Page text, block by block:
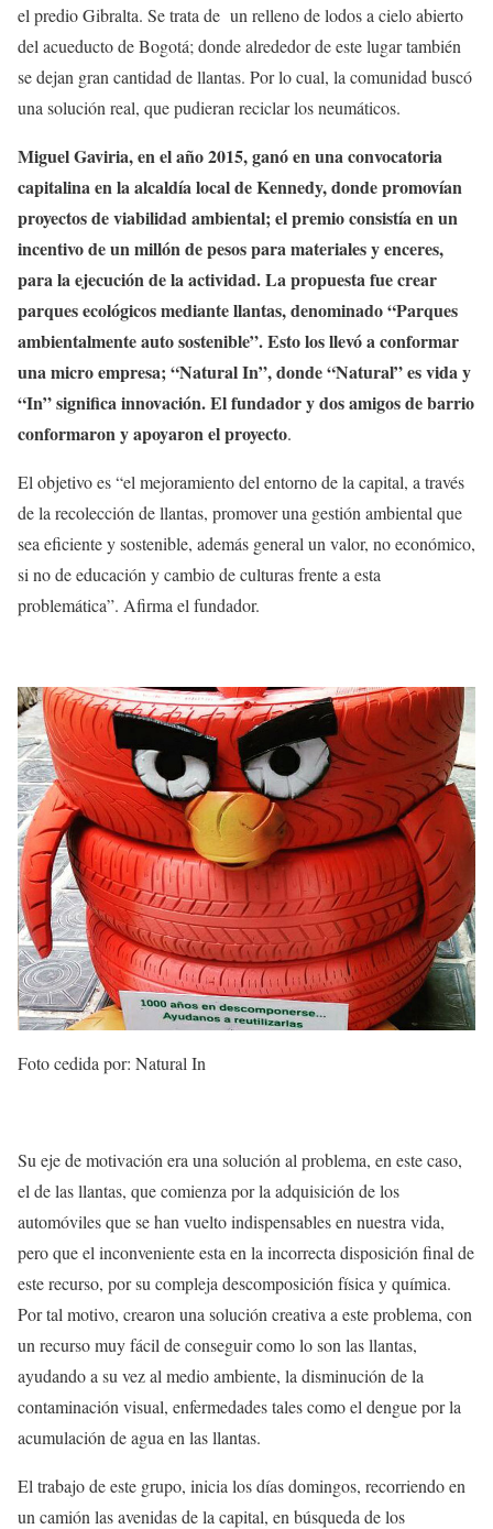
el predio Gibralta. Se trata de un relleno de lodos a cielo abierto
del acueducto de Bogotá; donde alrededor de este lugar también
se dejan gran cantidad de llantas. Por lo cual, la comunidad buscó
una solución real, que pudieran reciclar los neumáticos.
Miguel Gaviria, en el año 2015, ganó en una convocatoria
capitalina en la alcaldía local de Kennedy, donde promovían
proyectos de viabilidad ambiental; el premio consistía en un
incentivo de un millón de pesos para materiales y enceres,
para la ejecución de la actividad. La propuesta fue crear
parques ecológicos mediante llantas, denominado “Parques
ambientalmente auto sostenible”. Estolos llevó a conformar
una microempresa; “NaturalIn”, donde “Natural” es vida y
“In” significa innovación. El fundador y dos amigos de barrio
conformaron y apoyaron el proyecto.
El objetivo es “el mejoramiento del entorno de la capital, a través
de la recolección de llantas, promover una gestión ambiental que
sea eficiente y sostenible, además general un valor, no económico,
si no de educación y cambio de culturas frente a esta
problemática”. Afirma el fundador.
Foto cedida por: Natural In
Su eje de motivación era una solución al problema, en este caso,
el de las llantas, que comienza por la adquisición de los
automóviles que se han vuelto indispensables en nuestra vida,
pero que el inconveniente esta en la incorrecta disposición final de
este recurso, por su compleja descomposición física y química.
Por tal motivo, crearon una solución creativa a este problema, con
un recurso muy fácil de conseguir como lo son las llantas,
ayudando a su vez al medio ambiente, la disminución de la
contaminación visual, enfermedades tales como el dengue por la
acumulación de agua en las llantas.
El trabajo de este grupo, inicia los días domingos, recorriendo en
un camión las avenidas de la capital, en búsqueda de los